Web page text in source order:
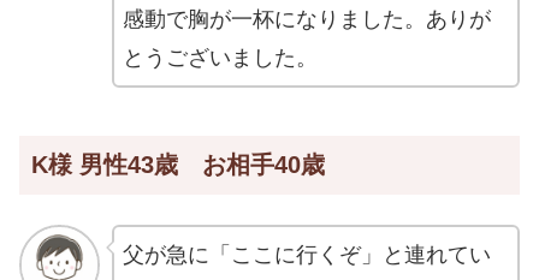
感動で胸が一杯になりました。ありが
とうございました。
K様 男性43歳 お相手40歳
父が急に「ここに行くぞ」と連れてい